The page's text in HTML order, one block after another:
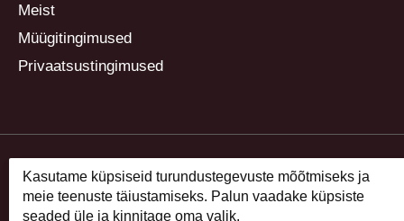
Meist
Müügitingimused
Privaatsustingimused
Kasutame küpsiseid turundustegevuste mõõtmiseks ja
meie teenuste täiustamiseks. Palun vaadake küpsiste
seaded üle ja kinnitage oma valik.